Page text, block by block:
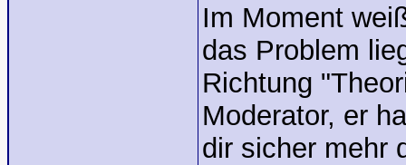
Im Moment
das Problem
Richtung
Moderator, er
dir sicher mehr